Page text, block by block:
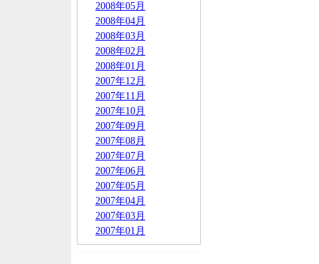
2008年05月
2008年04月
2008年03月
2008年02月
2008年01月
2007年12月
2007年11月
2007年10月
2007年09月
2007年08月
2007年07月
2007年06月
2007年05月
2007年04月
2007年03月
2007年01月